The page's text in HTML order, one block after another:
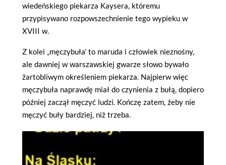
wiedeńskiego piekarza Kaysera, któremu
przypisywano rozpowszechnienie tego wypieku w
XVIII w.
Z kolei „męczybuła’ to maruda i człowiek nieznośny,
ale dawniej w warszawskiej gwarze słowo bywało
żartobliwym określeniem piekarza. Najpierw więc
męczybuła naprawdę miał do czynienia z bułą, dopiero
później zaczął męczyć ludzi. Kończę zatem, żeby nie
męczyć buły bardziej, niż trzeba.